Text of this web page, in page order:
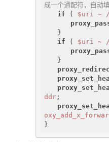
成一个通配符，自动
if ( $uri ~
}
if ( $uri ~
}
ddr ;
}